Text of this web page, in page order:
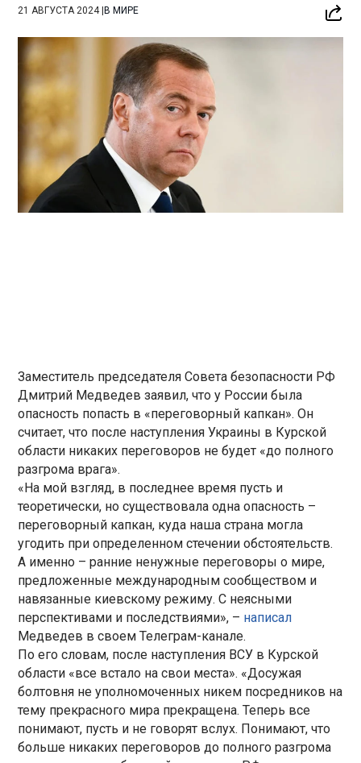
21 АВГУСТА 2024|В МИРЕ
Заместитель председателя Совета безопасности РФ
Дмитрий Медведев заявил, что у России была
опасность попасть в «переговорный капкан». Он
считает, что после наступления Украины в Курской
области никаких переговоров не будет «до полного
разгрома врага».
«На мой взгляд, в последнее время пусть и
теоретически, но существовала одна опасность –
переговорный капкан, куда наша страна могла
угодить при определенном стечении обстоятельств.
А именно – ранние ненужные переговоры о мире,
предложенные международным сообществом и
навязанные киевскому режиму. С неясными
перспективами и последствиями», – написал
Медведев в своем Телеграм-канале.
По его словам, после наступления ВСУ в Курской
области «все встало на свои места». «Досужая
болтовня не уполномоченных никем посредников на
тему прекрасного мира прекращена. Теперь все
понимают, пусть и не говорят вслух. Понимают, что
больше никаких переговоров до полного разгрома